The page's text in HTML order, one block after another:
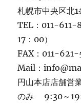
札幌市中央区北
TEL：011-611-
17：00）
FAX：011-621-
Mail：
円山本店店舗営
のみ 9:30～